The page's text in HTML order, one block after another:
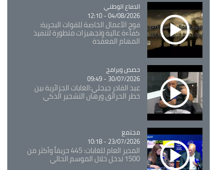
Catégorie
الدفاع الوطني
04/08/2026 - 12:10
فوج الأعمال الخاصة للقوات البحرية:
كفاءة عالية وتجهيزات متطورة لتنفيذ
المهام المعقدة
Catégorie
حصص وبرامج
30/07/2026 - 09:49
عبد القادر جيجلي:الغابات الجزائرية بين
خطر الحرائق ورهان التشجير الذكي
Catégorie
مجتمع
23/07/2026 - 10:18
المدير العام للغابات: 445 حريقاً وأكثر من
1500 تدخل خلال الموسم الحالي